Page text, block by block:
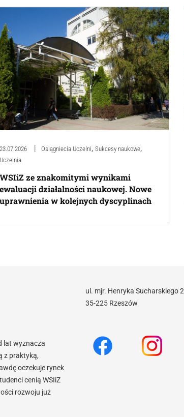
23.07.2026 Osiągniecia Uczelni, Sukcesy naukowe,
Uczelnia
WSIiZ ze znakomitymi wynikami
ewaluacji działalności naukowej. Nowe
uprawnienia w kolejnych dyscyplinach
lat wyznacza
z praktyką,
oczekuje rynek
cenią WSIiZ
rozwoju już
ul. mjr. Henryka Sucharskiego 2
35-225 Rzeszów